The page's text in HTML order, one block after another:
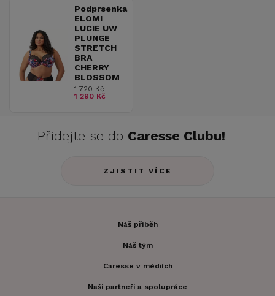
Podprsenka
ELOMI
LUCIE UW
PLUNGE
STRETCH
BRA
CHERRY
BLOSSOM
1 720 Kč
1 290 Kč
Přidejte se do Caresse Clubu!
ZJISTIT VÍCE
Náš příběh
Náš tým
Caresse v médiích
Naši partneři a spolupráce